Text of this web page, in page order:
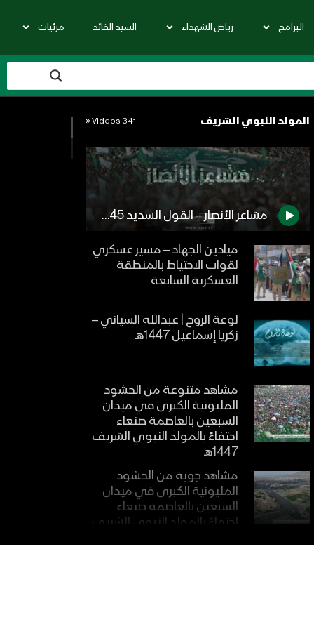
البرامج رياض الشهداء السيد القائد مرئيات
المولد النبوي الشريف 341 Videos
مشاعر الأنصار – القول السديد 1445هـ
ميادين الجهاد – مسير عسكري
لقوات الاحتياط بالمنطقة
العسكرية السابعة
لوعة الروح | عبدالله السياني –
زكريا إسماعيل 1447هـ
مشاهد متنوعة من الحشود
المليونية الكبرى في ميدان
السبعين بالعاصمة صنعاء
احتفاءً بالمولد النبوي الشريف
1447هـ
مشاهد جوية من الحشود
المليونية الكبرى في ميدان
السبعين بالعاصمة صنعاء
احتفاءً بالمولد النبوي الشريف